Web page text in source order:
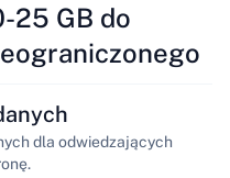
25 GB do
dla odwiedzających